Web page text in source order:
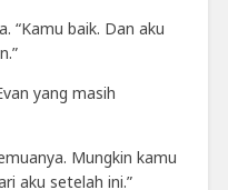
“Kamu baik. Dan aku
yang masih
Mungkin kamu
aku setelah ini.”